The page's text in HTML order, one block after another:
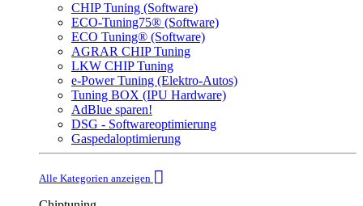
CHIP Tuning (Software)
ECO-Tuning75® (Software)
ECO Tuning® (Software)
AGRAR CHIP Tuning
LKW CHIP Tuning
e-Power Tuning (Elektro-Autos)
Tuning BOX (IPU Hardware)
AdBlue sparen!
DSG - Softwareoptimierung
Gaspedaloptimierung
Alle Kategorien anzeigen